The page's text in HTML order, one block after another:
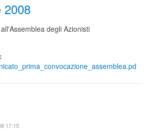
2008
degli Azionisti
17:15